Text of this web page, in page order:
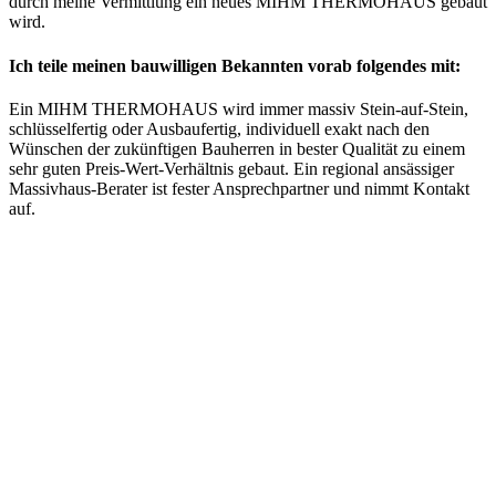
wird.
Ich teile meinen bauwilligen Bekannten vorab folgendes mit:
Ein MIHM THERMOHAUS wird immer massiv Stein-auf-Stein,
schlüsselfertig oder Ausbaufertig, individuell exakt nach den
Wünschen der zukünftigen Bauherren in bester Qualität zu einem
sehr guten Preis-Wert-Verhältnis gebaut. Ein regional ansässiger
Massivhaus-Berater ist fester Ansprechpartner und nimmt Kontakt
auf.